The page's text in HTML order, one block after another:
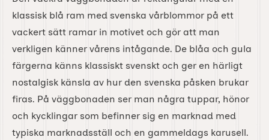
klassisk blå ram med svenska vårblommor på ett
vackert sätt ramar in motivet och gör att man
verkligen känner vårens intågande. De blåa och gula
färgerna känns klassiskt svenskt och ger en härligt
nostalgisk känsla av hur den svenska påsken brukar
firas. På väggbonaden ser man några tuppar, hönor
och kycklingar som befinner sig en marknad med
typiska marknadsställ och en gammeldags karusell.